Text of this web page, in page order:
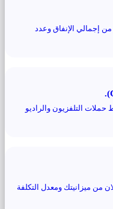
إجمالي الإنفاق وعدد
التلفزيون والراديو
من ميزانيتك ومعدل التكلفة